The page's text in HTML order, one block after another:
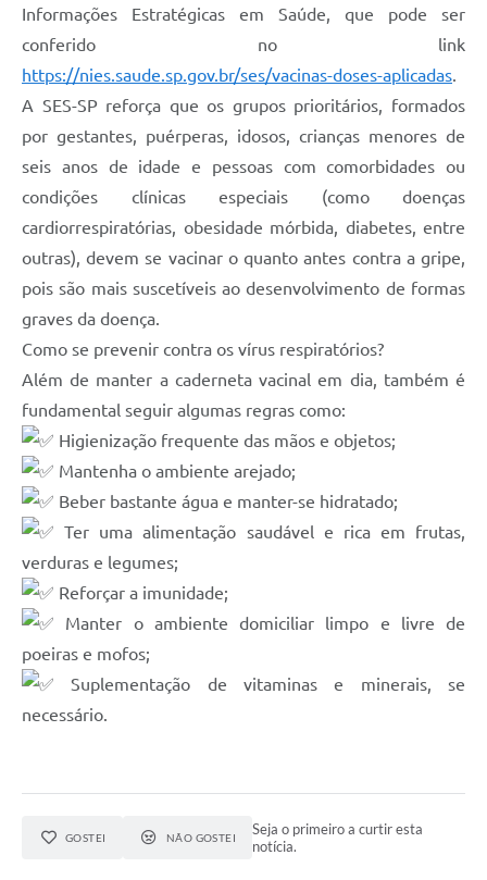
Informações Estratégicas em Saúde, que pode ser
conferido no link
https://nies.saude.sp.gov.br/ses/vacinas-doses-aplicadas.
A SES-SP reforça que os grupos prioritários, formados
por gestantes, puérperas, idosos, crianças menores de
seis anos de idade e pessoas com comorbidades ou
condições clínicas especiais (como doenças
cardiorrespiratórias, obesidade mórbida, diabetes, entre
outras), devem se vacinar o quanto antes contra a gripe,
pois são mais suscetíveis ao desenvolvimento de formas
graves da doença.
Como se prevenir contra os vírus respiratórios?
Além de manter a caderneta vacinal em dia, também é
fundamental seguir algumas regras como:
Higienização frequente das mãos e objetos;
Mantenha o ambiente arejado;
Beber bastante água e manter-se hidratado;
Ter uma alimentação saudável e rica em frutas,
verduras e legumes;
Reforçar a imunidade;
Manter o ambiente domiciliar limpo e livre de
poeiras e mofos;
Suplementação de vitaminas e minerais, se
necessário.
GOSTEI NÃO GOSTEI
Seja o primeiro a curtir esta
notícia.